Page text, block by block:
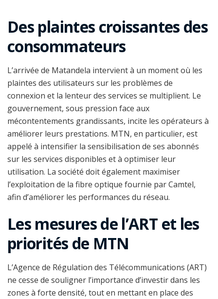
Des plaintes croissantes des
consommateurs
L’arrivée de Matandela intervient à un moment où les
plaintes des utilisateurs sur les problèmes de
connexion et la lenteur des services se multiplient. Le
gouvernement, sous pression face aux
mécontentements grandissants, incite les opérateurs à
améliorer leurs prestations. MTN, en particulier, est
appelé à intensifier la sensibilisation de ses abonnés
sur les services disponibles et à optimiser leur
utilisation. La société doit également maximiser
l’exploitation de la fibre optique fournie par Camtel,
afin d’améliorer les performances du réseau.
Les mesures de l’ART et les
priorités de MTN
L’Agence de Régulation des Télécommunications (ART)
ne cesse de souligner l’importance d’investir dans les
zones à forte densité, tout en mettant en place des